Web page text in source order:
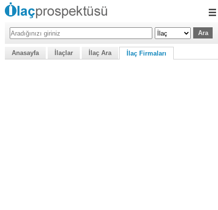
Anasayfa İlaçlar İlaç Ara İlaç Firmaları